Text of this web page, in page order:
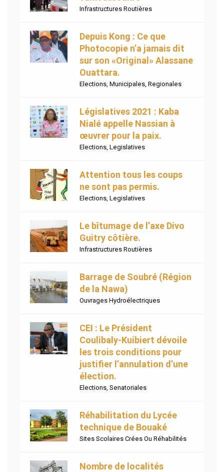
Infrastructures Routières
Depuis Kong : Ce que
Photocopie n’a jamais dit
sur son «Original» Alassane
Ouattara.
Elections Municipales Regionales
Législatives 2021 : Kaba
Nialé appelle Nassian à
œuvrer pour la paix.
Elections Legislatives
Attention tous les coups
ne sont pas permis.
Elections Legislatives
Le bîtumage de l’axe Divo
Guitry côtière.
Infrastructures Routières
Barrage de Soubré (Région
de la Nawa)
Ouvrages Hydroélectriques
CEI : Le Président
Coulibaly-Kuibiert dévoile
les trois conditions pour
justifier l’annulation d’une
élection.
Elections Senatoriales
Réhabilitation du Lycée
technique de Bouaké
Sites Scolaires Crées Ou Réhabilités
Nombre de localités